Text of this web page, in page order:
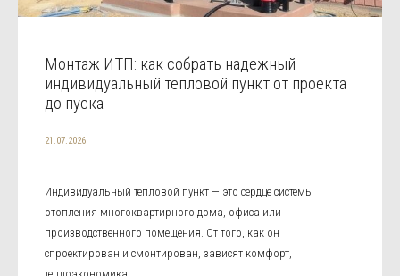
Монтаж ИТП: как собрать надежный
индивидуальный тепловой пункт от проекта
до пуска
21.07.2026
Индивидуальный тепловой пункт — это сердце системы
отопления многоквартирного дома, офиса или
производственного помещения. От того, как он
спроектирован и смонтирован, зависят комфорт,